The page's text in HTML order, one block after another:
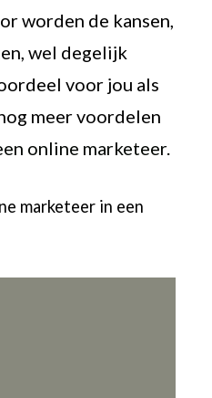
worden de kansen,
wel degelijk
voor jou als
meer voordelen
online marketeer.
marketeer in een